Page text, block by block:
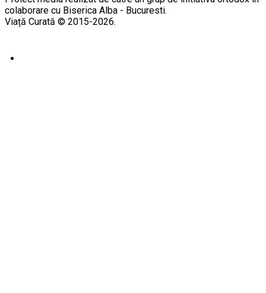
colaborare cu Biserica Alba - Bucuresti.
Viață Curată © 2015-2026.